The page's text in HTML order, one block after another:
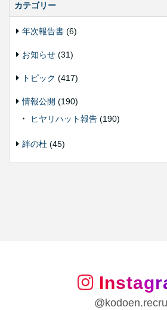
カテゴリー
年次報告書 (6)
お知らせ (31)
トピック (417)
情報公開 (190)
ヒヤリハット報告 (190)
絆の杜 (45)